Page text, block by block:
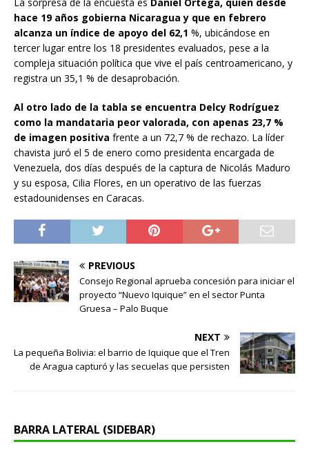
La sorpresa de la encuesta es Daniel Ortega, quien desde
hace 19 años gobierna Nicaragua y que en febrero
alcanza un índice de apoyo del 62,1 %, ubicándose en
tercer lugar entre los 18 presidentes evaluados, pese a la
compleja situación política que vive el país centroamericano, y
registra un 35,1 % de desaprobación.
Al otro lado de la tabla se encuentra Delcy Rodríguez
como la mandataria peor valorada, con apenas 23,7 %
de imagen positiva frente a un 72,7 % de rechazo. La líder
chavista juró el 5 de enero como presidenta encargada de
Venezuela, dos días después de la captura de Nicolás Maduro
y su esposa, Cilia Flores, en un operativo de las fuerzas
estadounidenses en Caracas.
PREVIOUS
Consejo Regional aprueba concesión para iniciar el
proyecto “Nuevo Iquique” en el sector Punta
Gruesa – Palo Buque
NEXT
La pequeña Bolivia: el barrio de Iquique que el Tren
de Aragua capturó y las secuelas que persisten
BARRA LATERAL (SIDEBAR)